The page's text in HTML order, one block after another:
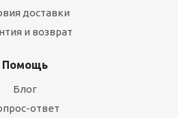
доставки
и возврат
Помощь
Блог
ответ